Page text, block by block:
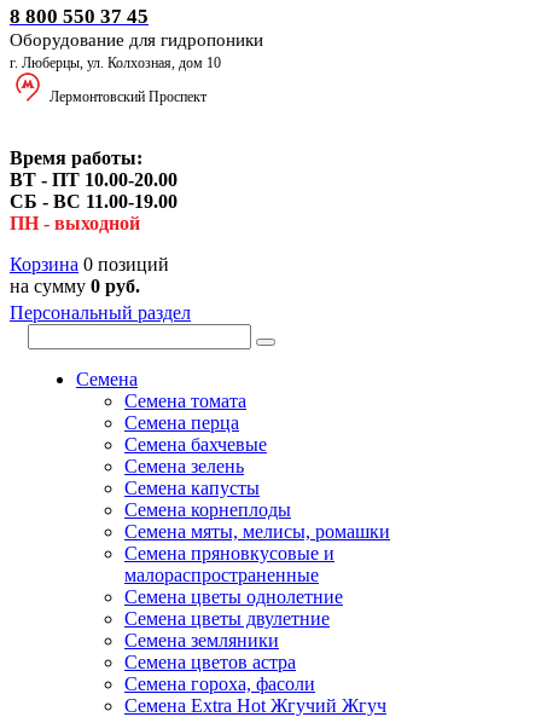
8 800 550 37 45
Оборудование для гидропоники
г. Люберцы, ул. Колхозная, дом 10
Лермонтовский Проспект
Время работы:
ВТ - ПТ 10.00-20.00
СБ - ВС 11.00-19.00
ПН - выходной
Корзина 0 позиций
на сумму 0 руб.
Персональный раздел
Семена
Семена томата
Семена перца
Семена бахчевые
Семена зелень
Семена капусты
Семена корнеплоды
Семена мяты, мелисы, ромашки
Семена пряновкусовые и
малораспространенные
Семена цветы однолетние
Семена цветы двулетние
Семена земляники
Семена цветов астра
Семена гороха, фасоли
Семена Extra Hot Жгучий Жгуч